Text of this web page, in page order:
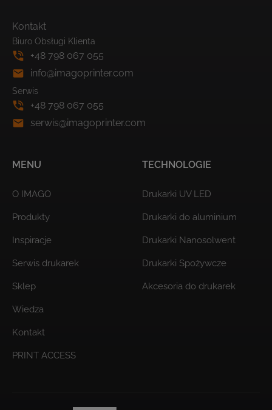
Kontakt
Biuro Obsługi Klienta
+48 798 067 055
info@imagoprinter.com
Serwis
+48 798 067 055
serwis@imagoprinter.com
MENU
O IMAGO
Produkty
Inspiracje
Serwis drukarek
Sklep
Wiedza
Kontakt
PRINT ACCESS
TECHNOLOGIE
Drukarki UV LED
Drukarki do aluminium
Drukarki Nanosolwent
Drukarki Spożywcze
Akcesoria do drukarek